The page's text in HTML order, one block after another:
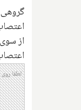
گروهی
لطفا